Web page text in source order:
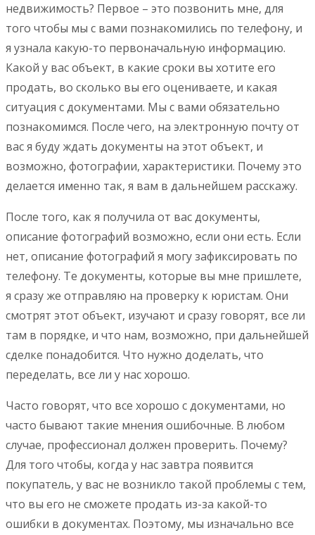
недвижимость? Первое – это позвонить мне, для
того чтобы мы с вами познакомились по телефону, и
я узнала какую-то первоначальную информацию.
Какой у вас объект, в какие сроки вы хотите его
продать, во сколько вы его оцениваете, и какая
ситуация с документами. Мы с вами обязательно
познакомимся. После чего, на электронную почту от
вас я буду ждать документы на этот объект, и
возможно, фотографии, характеристики. Почему это
делается именно так, я вам в дальнейшем расскажу.
После того, как я получила от вас документы,
описание фотографий возможно, если они есть. Если
нет, описание фотографий я могу зафиксировать по
телефону. Те документы, которые вы мне пришлете,
я сразу же отправляю на проверку к юристам. Они
смотрят этот объект, изучают и сразу говорят, все ли
там в порядке, и что нам, возможно, при дальнейшей
сделке понадобится. Что нужно доделать, что
переделать, все ли у нас хорошо.
Часто говорят, что все хорошо с документами, но
часто бывают такие мнения ошибочные. В любом
случае, профессионал должен проверить. Почему?
Для того чтобы, когда у нас завтра появится
покупатель, у вас не возникло такой проблемы с тем,
что вы его не сможете продать из-за какой-то
ошибки в документах. Поэтому, мы изначально все